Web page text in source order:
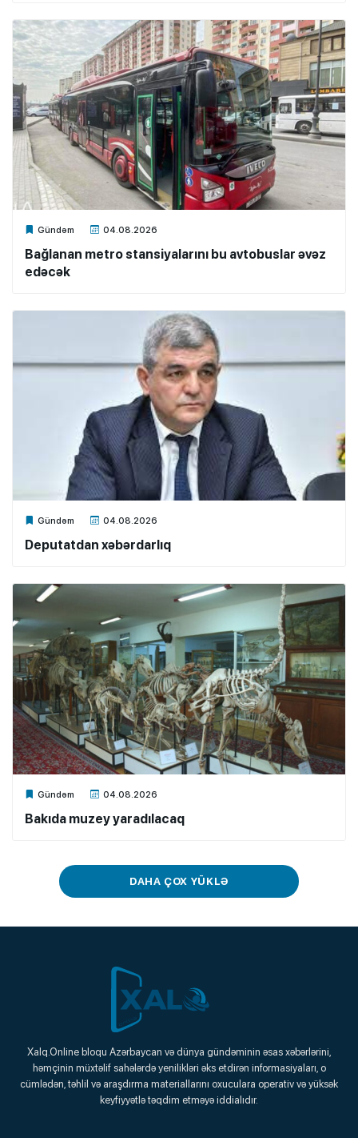
Gündəm 04.08.2026
Xalq.Online
Bağlanan metro stansiyalarını bu avtobuslar əvəz
edəcək
Gündəm 04.08.2026
Xalq.Online
Deputatdan xəbərdarlıq
Gündəm 04.08.2026
Xalq.Online
Bakıda muzey yaradılacaq
DAHA ÇOX YÜKLƏ
Xalq.Online
Onlayn Platforma
Xalq.Online bloqu Azərbaycan və dünya gündəminin əsas xəbərlərini,
həmçinin müxtəlif sahələrdə yenilikləri əks etdirən informasiyaları, o
cümlədən, təhlil və araşdırma materiallarını oxuculara operativ və yüksək
keyfiyyətlə təqdim etməyə iddialıdır.